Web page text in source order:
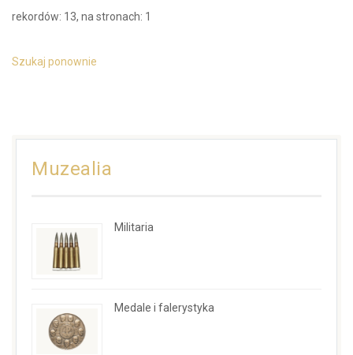
rekordów: 13, na stronach: 1
Szukaj ponownie
Muzealia
Militaria
Medale i falerystyka